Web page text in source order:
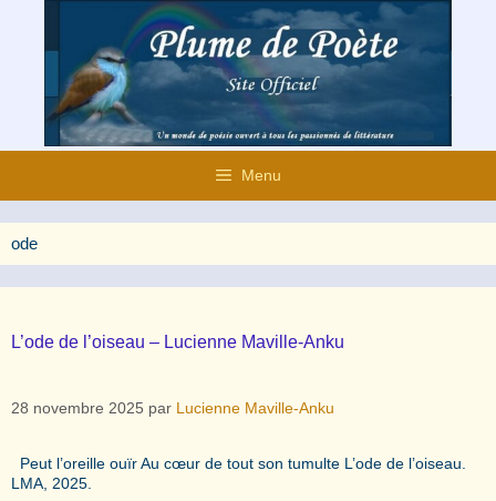
contenu
Menu
ode
L’ode de l’oiseau – Lucienne Maville-Anku
28 novembre 2025 par Lucienne Maville-Anku
Peut l’oreille ouïr Au cœur de tout son tumulte L’ode de l’oiseau.
LMA, 2025.